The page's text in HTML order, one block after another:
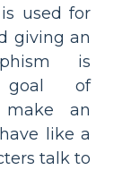
used for
giving an
is
goal of
an
like a
talk to